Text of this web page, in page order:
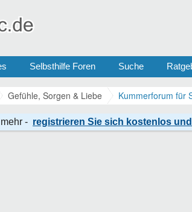
Selbsthilfe Foren Suche
Gefühle, Sorgen & Liebe Kummerforum für